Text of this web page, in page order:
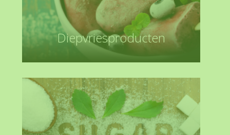
Diepvriesproducten